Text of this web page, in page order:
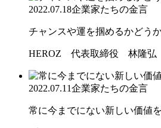
2022.07.18企業家たちの金言
チャンスや運を掴めるかどう
HEROZ 代表取締役 林隆弘
2022.07.11企業家たちの金言
常に今までにない新しい価値